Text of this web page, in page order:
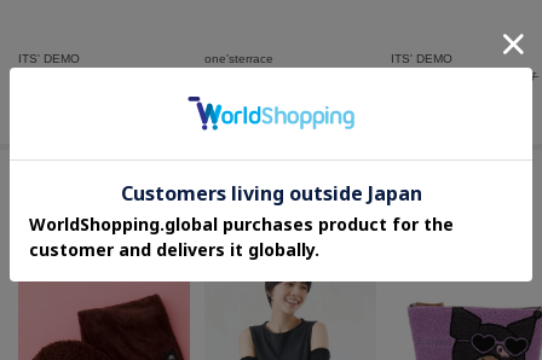
ITS' DEMO
one'sterrace
¥
ITS' DEMO
モチーフプリント 角ポーチ
この商品を見た人はコチラの商品も
チェックしています